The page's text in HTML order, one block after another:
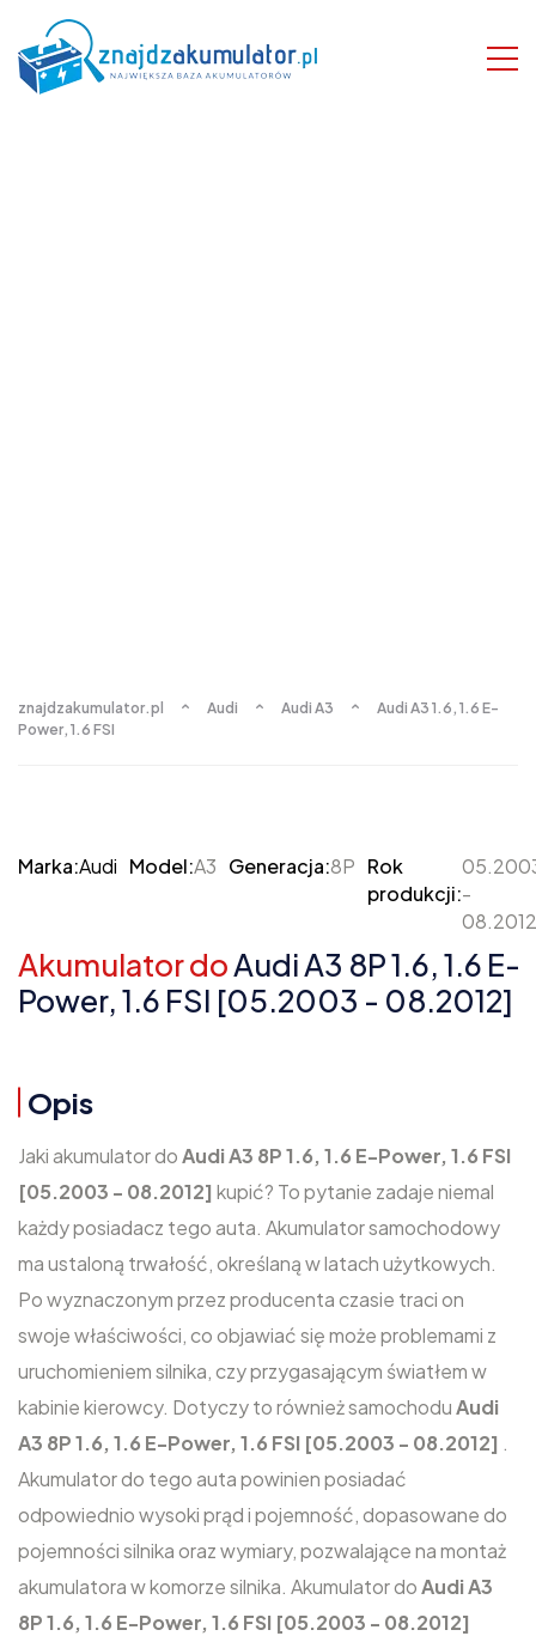
znajdzakumulator.pl Audi Audi A3
Audi A3 1.6, 1.6 E-
Power, 1.6 FSI
Marka:Audi Model:A3 Generacja:8P Rok
produkcji:-
08.2012
Akumulator doAudi A3 8P 1.6, 1.6 E-
Power, 1.6 FSI [05.2003 - 08.2012]
Opis
Jaki akumulator doAudi A3 8P 1.6, 1.6 E-Power, 1.6 FSI
[05.2003 - 08.2012] kupić? To pytanie zadaje niemal
każdy posiadacz tego auta. Akumulator samochodowy
ma ustaloną trwałość, określaną w latach użytkowych.
Po wyznaczonym przez producenta czasie traci on
swoje właściwości, co objawiać się może problemami z
uruchomieniem silnika, czy przygasającym światłem w
kabinie kierowcy. Dotyczy to również samochoduAudi
A3 8P 1.6, 1.6 E-Power, 1.6 FSI [05.2003 - 08.2012] .
Akumulator do tego auta powinien posiadać
odpowiednio wysoki prąd i pojemność, dopasowane do
pojemności silnika oraz wymiary, pozwalające na montaż
akumulatora w komorze silnika. Akumulator doAudi A3
8P 1.6, 1.6 E-Power, 1.6 FSI [05.2003 - 08.2012]